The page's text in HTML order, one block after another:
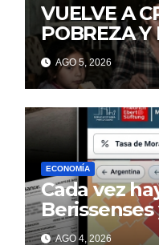
VUELVE A
POBREZA Y
MINTIENDO
AGO 5, 2026
ECONOMÍA
Cada vez
con deudas
AGO 4, 2026